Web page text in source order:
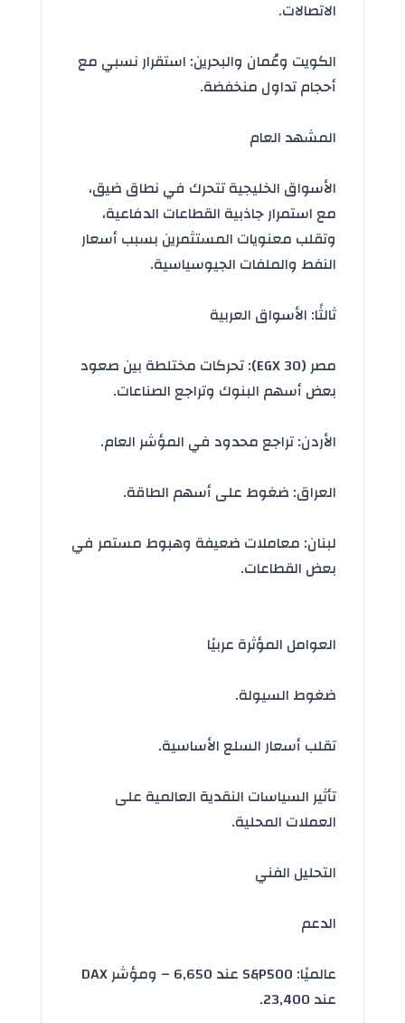
الاتصالات.
الكويت وعُمان والبحرين: استقرار نسبي مع
أحجام تداول منخفضة.
المشهد العام
الأسواق الخليجية تتحرك في نطاق ضيق،
مع استمرار جاذبية القطاعات الدفاعية،
وتقلب معنويات المستثمرين بسببأسعار
النفط والملفات الجيوسياسية.
ثالثًا: الأسواق العربية
مصر (EGX 30): تحركات مختلطة بين صعود
بعض أسهم البنوك وتراجع الصناعات.
الأردن: تراجع محدود في المؤشر العام.
العراق: ضغوط على أسهم الطاقة.
لبنان: معاملات ضعيفة وهبوط مستمر في
بعض القطاعات.
العوامل المؤثرة عربيًا
ضغوط السيولة.
تقلب أسعار السلع الأساسية.
تأثير السياسات النقدية العالمية على
العملات المحلية.
التحليل الفني
الدعم
عالميًا: S&P500 عند 6,650 – ومؤشر DAX
عند 23,400.